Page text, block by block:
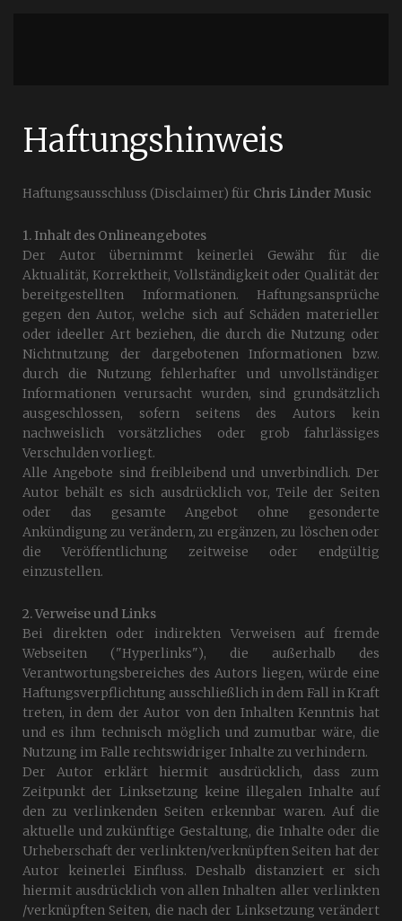
Haftungshinweis
Haftungsausschluss (Disclaimer) für Chris Linder Music
1. Inhalt des Onlineangebotes
Der Autor übernimmt keinerlei Gewähr für die
Aktualität, Korrektheit, Vollständigkeit oder Qualität der
bereitgestellten Informationen. Haftungsansprüche
gegen den Autor, welche sich auf Schäden materieller
oder ideeller Art beziehen, die durch die Nutzung oder
Nichtnutzung der dargebotenen Informationen bzw.
durch die Nutzung fehlerhafter und unvollständiger
Informationen verursacht wurden, sind grundsätzlich
ausgeschlossen, sofern seitens des Autors kein
nachweislich vorsätzliches oder grob fahrlässiges
Verschulden vorliegt.
Alle Angebote sind freibleibend und unverbindlich. Der
Autor behält es sich ausdrücklich vor, Teile der Seiten
oder das gesamte Angebot ohne gesonderte
Ankündigung zu verändern, zu ergänzen, zu löschen oder
die Veröffentlichung zeitweise oder endgültig
einzustellen.
2. Verweise und Links
Bei direkten oder indirekten Verweisen auf fremde
Webseiten ("Hyperlinks"), die außerhalb des
Verantwortungsbereiches des Autors liegen, würde eine
Haftungsverpflichtung ausschließlich in dem Fall in Kraft
treten, in dem der Autor von den Inhalten Kenntnis hat
und es ihm technisch möglich und zumutbar wäre, die
Nutzung im Falle rechtswidriger Inhalte zu verhindern.
Der Autor erklärt hiermit ausdrücklich, dass zum
Zeitpunkt der Linksetzung keine illegalen Inhalte auf
den zu verlinkenden Seiten erkennbar waren. Auf die
aktuelle und zukünftige Gestaltung, die Inhalte oder die
Urheberschaft der verlinkten/verknüpften Seiten hat der
Autor keinerlei Einfluss. Deshalb distanziert er sich
hiermit ausdrücklich von allen Inhalten aller verlinkten
/verknüpften Seiten, die nach der Linksetzung verändert